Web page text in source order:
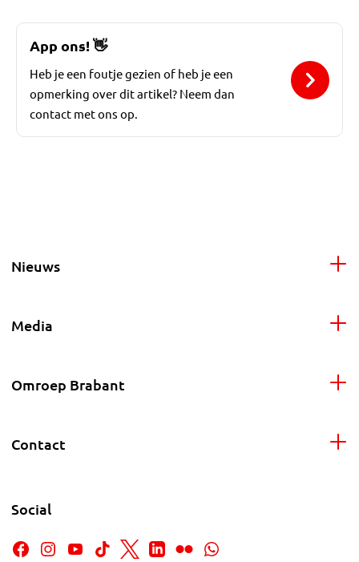
App ons!👋
Heb je een foutje gezien of heb je een
opmerking over dit artikel? Neem dan
contact met ons op.
Nieuws
Media
Omroep Brabant
Contact
Social